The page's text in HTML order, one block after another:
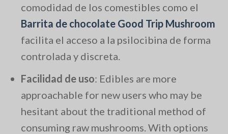
comodidad de los comestibles como el
Barrita de chocolate Good Trip Mushroom
facilita el acceso a la psilocibina de forma
controlada y discreta.
Facilidad de uso: Edibles are more
approachable for new users who may be
hesitant about the traditional method of
consuming raw mushrooms. With options